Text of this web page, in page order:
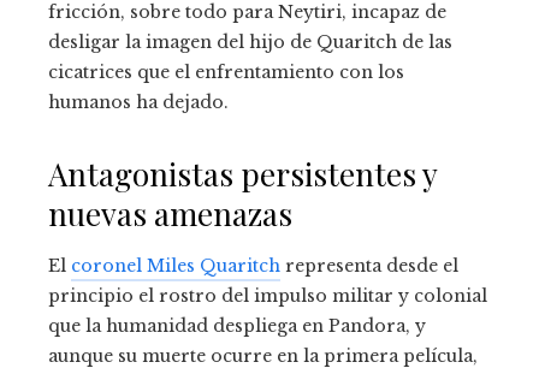
fricción, sobre todo para Neytiri, incapaz de
desligar la imagen del hijo de Quaritch de las
cicatrices que el enfrentamiento con los
humanos ha dejado.
Antagonistas persistentes y
nuevas amenazas
El coronel Miles Quaritch representa desde el
principio el rostro del impulso militar y colonial
que la humanidad despliega en Pandora, y
aunque su muerte ocurre en la primera película,